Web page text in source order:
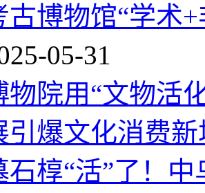
古博物馆“学术
05-31
物院用“文物活
引爆文化消费新
石椁“活”了！